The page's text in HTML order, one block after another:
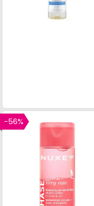
-56%